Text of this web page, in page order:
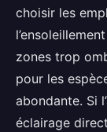
choisir les
zones trop
pour les
abondante. Si
éclairage